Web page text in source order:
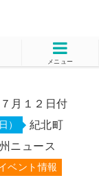
メニュー
月１２日付
） 紀北町
ニュース
ベント情報